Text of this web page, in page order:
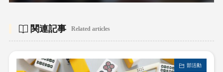
関連記事 Related articles
部活動